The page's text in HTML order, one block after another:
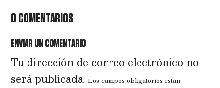
0 COMENTARIOS
ENVIAR UN COMENTARIO
Tu dirección de correo electrónico no
será publicada. Los campos obligatorios están